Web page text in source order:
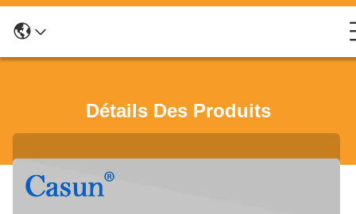
Détails Des Produits